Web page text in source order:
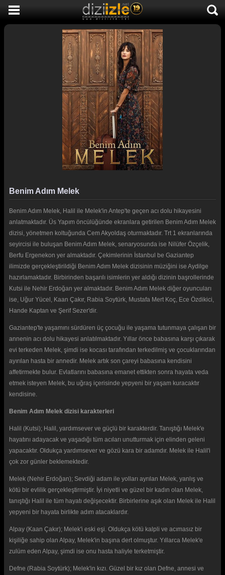
SON EKLENEN DİZİLER
GENÇLİK
DİZİ HABERLERİ
Benim Adım Melek
Benim Adım Melek, Halil ile Melek'in Antep'te geçen acı dolu hikayesini
anlatmaktadır. Üs Yapım öncülüğünde ekranlara getirilen Benim Adım Melek
dizisi, yönetmen koltuğunda Cem Akyoldaş oturmaktadır. Trt 1 ekranlarında
seyircisi ile buluşan Benim Adım Melek, senaryosunda ise Nilüfer Özçelik,
Berfu Ergenekon yer almaktadır. Çekimlerinin İstanbul be Gaziantep
ilimizde gerçekleştirildiği Benim Adım Melek dizisinin müziğini ise Aydilge
hazırlamaktadır. Birbirinden başarılı isimlerin yer aldığı dizinin başrollerinde
Kutsi ile Nehir Erdoğan yer almaktadır. Benim Adım Melek diğer oyuncuları
ise, Uğur Yücel, Kaan Çakır, Rabia Soytürk, Mustafa Mert Koç, Ece Özdikici,
Hande Kaptan ve Şerif Sezer'dir.
Gaziantep'te yaşamını sürdüren üç çocuğu ile yaşama tutunmaya çalışan bir
annenin acı dolu hikayesi anlatılmaktadır. Yıllar önce babasına karşı çıkarak
evi terkeden Melek, şimdi ise kocası tarafından terkedilmiş ve çocuklarından
ayırılan hasta bir annedir. Melek artık son çareyi babasına kendisini
affetirmekte bulur. Evlatlarını babasına emanet ettikten sonra hayata veda
etmek isteyen Melek, bu uğraş içerisinde yepyeni bir yaşam kuracaktır
kendisine.
Benim Adım Melek dizisi karakterleri
Halil (Kutsi); Halil, yardımsever ve güçlü bir karakterdir. Tanıştığı Melek'e
hayatını adayacak ve yaşadığı tüm acıları unutturmak için elinden geleni
yapacaktır. Oldukça yardımsever ve gözü kara bir adamdır. Melek ile Halil'i
çok zor günler beklemektedir.
Melek (Nehir Erdoğan); Sevdiği adam ile yolları ayrılan Melek, yanlış ve
kötü bir evlilik gerçekleştirmiştir. İyi niyetli ve güzel bir kadın olan Melek,
tanıştığı Halil ile tüm hayatı değişecektir. Birbirlerine aşık olan Melek ile Halil
yepyeni bir hayata birlikte adım atacaklardır.
Alpay (Kaan Çakır); Melek'i eski eşi. Oldukça kötü kalpli ve acımasız bir
kişiliğe sahip olan Alpay, Melek'in başına dert olmuştur. Yıllarca Melek'e
zulüm eden Alpay, şimdi ise onu hasta haliyle terketmiştir.
Defne (Rabia Soytürk); Melek'in kızı. Güzel bir kız olan Defne, annesi ve